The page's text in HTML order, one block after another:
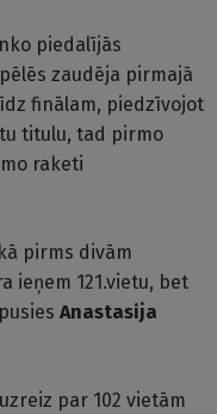
piedalījās
zaudēja pirmajā
finālam, piedzīvojot
titulu, tad pirmo
raketi
pirms divām
ieņem 121.vietu, bet
Anastasija
par 102 vietām